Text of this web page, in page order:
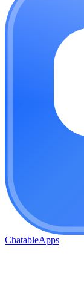
ChatableApps